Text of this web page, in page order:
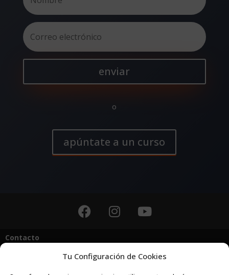
Tu Configuración de Cookies
enviar
o
apúntate a un curso
Contacto
tecnica@planetmtb.es